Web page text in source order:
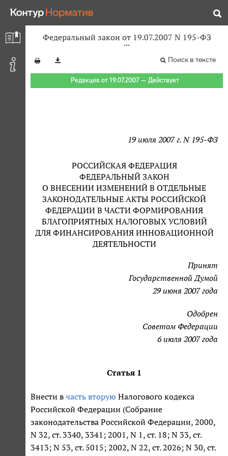
Федеральный закон от 19.07.2007 N 195-ФЗ
Поиск в тексте
Редакция от 19.07.2007 — Действует
19 июля 2007 г. N 195-ФЗ
РОССИЙСКАЯ ФЕДЕРАЦИЯ
ФЕДЕРАЛЬНЫЙ ЗАКОН
О ВНЕСЕНИИ ИЗМЕНЕНИЙ В ОТДЕЛЬНЫЕ
ЗАКОНОДАТЕЛЬНЫЕ АКТЫ РОССИЙСКОЙ
ФЕДЕРАЦИИ В ЧАСТИ ФОРМИРОВАНИЯ
БЛАГОПРИЯТНЫХ НАЛОГОВЫХ УСЛОВИЙ
ДЛЯ ФИНАНСИРОВАНИЯ ИННОВАЦИОННОЙ
ДЕЯТЕЛЬНОСТИ
Принят
Государственной Думой
29 июня 2007 года
Одобрен
Советом Федерации
6 июля 2007 года
Статья 1
Внести в часть вторую Налогового кодекса
Российской Федерации (Собрание
законодательства Российской Федерации, 2000,
N 32, ст. 3340, 3341; 2001, N 1, ст. 18; N 33, ст.
3413; N 53, ст. 5015; 2002, N 22, ст. 2026; N 30, ст.